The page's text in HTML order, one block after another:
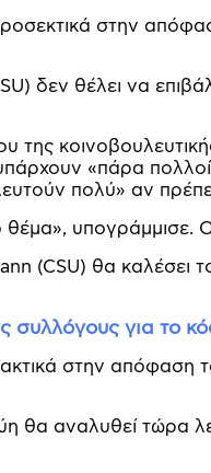
στην
δεν θέλει να
της
«πάρα πολλοί
πολύ» αν
θέμα», υπογράμμισε.
(CSU) θα καλέσει
συλλόγους για το
στην απόφαση
θα αναλυθεί τώρα